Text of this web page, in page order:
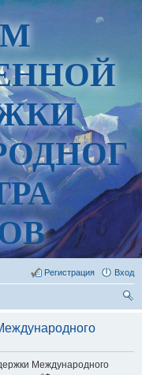
Вход
Регистрация
Международного